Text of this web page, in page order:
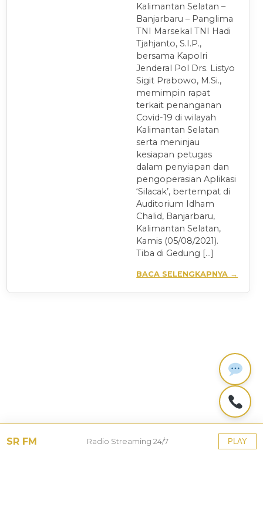
Kalimantan Selatan –
Banjarbaru – Panglima
TNI Marsekal TNI Hadi
Tjahjanto, S.I.P.,
bersama Kapolri
Jenderal Pol Drs. Listyo
Sigit Prabowo, M.Si.,
memimpin rapat
terkait penanganan
Covid-19 di wilayah
Kalimantan Selatan
serta meninjau
kesiapan petugas
dalam penyiapan dan
pengoperasian Aplikasi
‘Silacak’, bertempat di
Auditorium Idham
Chalid, Banjarbaru,
Kalimantan Selatan,
Kamis (05/08/2021).
Tiba di Gedung […]
BACA SELENGKAPNYA →
SR FM Radio Streaming 24/7 PLAY